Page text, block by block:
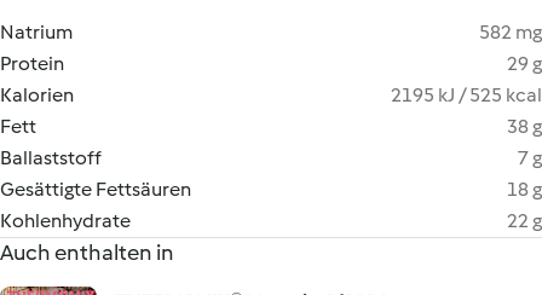
Natrium
582 mg
Protein
29 g
Kalorien
2195 kJ / 525 kcal
Fett
38 g
Ballaststoff
7 g
Gesättigte Fettsäuren
18 g
Kohlenhydrate
22 g
Auch enthalten in